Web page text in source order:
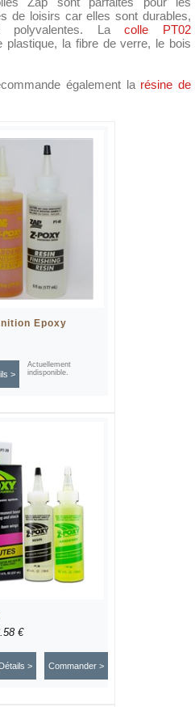
de loisirs car elles sont durables,
Lacolle PT02
plastique, la fibre de verre, le bois
également la résine de
Epoxy
Actuellement
indisponible.
>
€
Commander >
Détails >